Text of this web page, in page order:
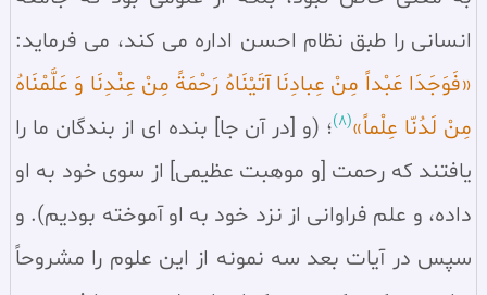
انسانى را طبق نظام احسن اداره مى كند، مى فرمايد:
«فَوَجَدَا عَبْداً مِنْ عِبادِنَا آتَيْنَاهُ رَحْمَةً مِنْ عِنْدِنَا وَ عَلَّمْنَاهُ
مِنْ لَدُنّا عِلْماً»(8)
؛ (و [در آن جا] بنده اى از بندگان ما را
یافتند که رحمت [و موهبت عظیمى] از سوى خود به او
داده، و علم فراوانى از نزد خود به او آموخته بودیم). و
سپس در آيات بعد سه نمونه از اين علوم را مشروحاً